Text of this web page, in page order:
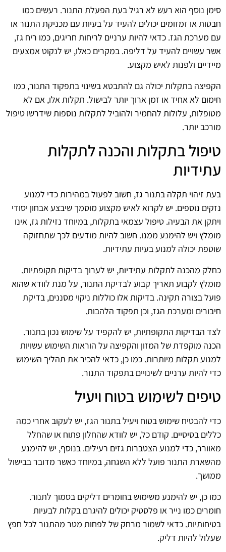
סימן נוסף הוא רעש לא רגיל בעת הפעלת התנור. רעשים כמו
חבטות או זמזומים יכולים להעיד על בעיות עם מכניקת התנור או
עם מערכת הגז. כדאי להיות ערניים לריחות חריגים, כמו ריח גז,
אשר עשויים להעיד על דליפה. במקרים כאלו, יש לנקוט אמצעים
מיידיים ולפנות לאיש מקצוע.
הקפיצה בתקלות יכולה גם להתבטא בשינוי בתפקוד התנור, כמו
חימום לא אחיד או זמן ארוך יותר לבישול. תקלות אלו, אם לא
מטופלות, עלולות להחמיר ולהוביל לתקלות נוספות שידרשו טיפול
מורכב יותר.
טיפול בתקלות והכנה לתקלות
עתידיות
בעת זיהוי תקלה בתנור גז, חשוב לפעול במהירות כדי למנוע
נזקים נוספים. יש לקרוא לאיש מקצוע מוסמך שיבצע אבחון יסודי
ויתקן את הבעיה. טיפול עצמאי בתקלות, במיוחד נזילות גז, אינו
מומלץ ויש להימנע ממנו. חשוב להיות מודעים לכך שתחזוקה
שוטפת יכולה למנוע בעיות עתידיות.
כחלק מהכנה לתקלות עתידיות, יש לערוך בדיקות תקופתיות.
מומלץ לקבוע תאריך קבוע לבדיקת התנור, על מנת לוודא שהוא
פועל בצורה תקינה. בדיקות אלו כוללות ניקוי מסננים, בדיקת
חיבורים ומערכת הגז, וכן תפקוד הלהבות.
לצד הבדיקות התקופתיות, יש להקפיד על שימוש נכון בתנור.
הכנה מוקפדת של המזון והקפיצה על הוראות השימוש עשויות
למנוע תקלות מיותרות. כמו כן, כדאי להכיר את תהליך השימוש
כדי להיות ערניים לשינויים בתפקוד התנור.
טיפים לשימוש בטוח ויעיל
כדי להבטיח שימוש בטוח ויעיל בתנור הגז, יש לעקוב אחרי כמה
כללים בסיסיים. קודם כל, יש לוודא שהחלון פתוח או שהחלל
מאוורר, כדי למנוע הצטברות גזים רעילים. בנוסף, יש להימנע
מהשארת התנור פועל ללא השגחה, במיוחד כאשר מדובר בבישול
ממושך.
כמו כן, יש להימנע משימוש בחומרים דליקים בסמוך לתנור.
חומרים כמו נייר או פלסטיק יכולים להיגרם בקלות לבעיות
בטיחותיות. כדאי לשמור מרחק של לפחות מטר מהתנור לכל חפץ
שעלול להיות דליק.